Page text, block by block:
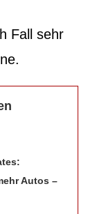
Fall sehr
Autos –